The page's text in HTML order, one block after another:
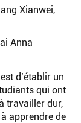
Xianwei,
Anna
d’établir un
qui ont
travailler dur,
apprendre de